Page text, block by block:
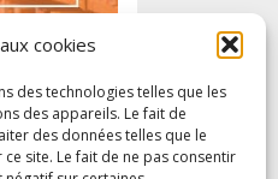
cookies
des technologies telles que les
des appareils. Le fait de
des données telles que le
site. Le fait de ne pas consentir